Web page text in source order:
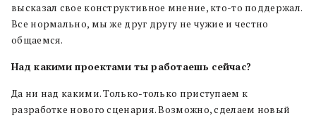
высказал свое конструктивное мнение, кто-то поддержал.
Все нормально, мы же друг другу не чужие и честно
общаемся.
Над какими проектами ты работаешь сейчас?
Да ни над какими. Только-только приступаем к
разработке нового сценария. Возможно, сделаем новый